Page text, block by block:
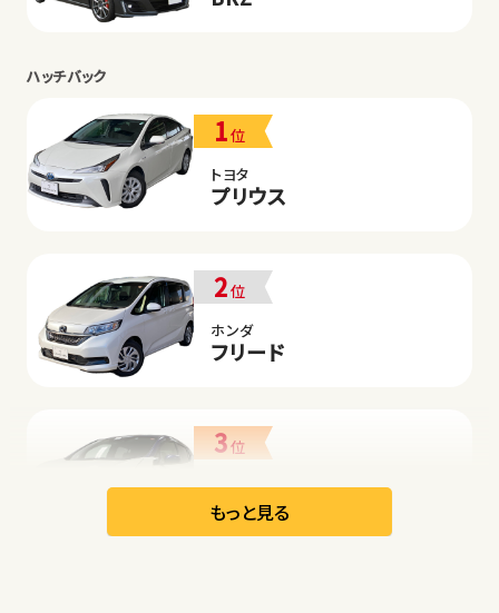
ハッチバック
1位
トヨタ
プリウス
2位
ホンダ
フリード
3位
日産
リーフ
もっと見る